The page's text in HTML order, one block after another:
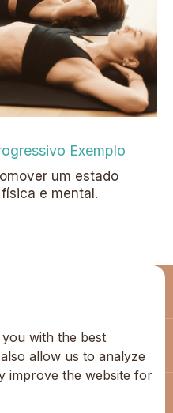
Exemplo
um estado
e mental.
480
with the best
allow us to analyze
improve the website for